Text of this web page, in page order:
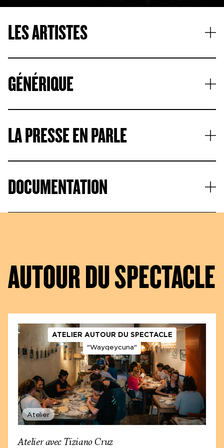
(Argentina) Itaú Cultural | Foto: @NereuJr
Wayqeycuna [Meus Irmãos] - Tiziano Cruz
(Argentina) Itaú Cultural | Foto: @NereuJr
TEXTE DE PRÉSENTATION
Adaptation de l’entretien avec Tiziano Cruz
LES ARTISTES
GÉNÉRIQUE
LA PRESSE EN PARLE
DOCUMENTATION
AUTOUR DU SPECTACLE
ATELIER AUTOUR DU SPECTACLE
"Wayqeycuna"
Atelier
Atelier avec Tiziano Cruz